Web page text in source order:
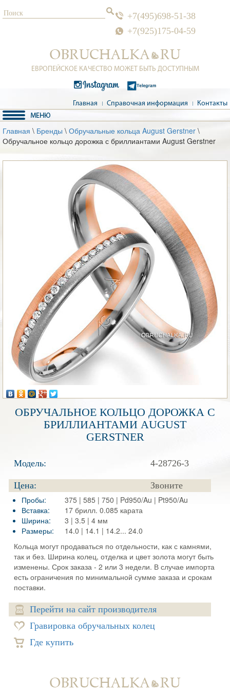
+7(495)698-51-38
+7(925)175-04-59
ЕВРОПЕЙСКОЕ КАЧЕСТВО МОЖЕТ БЫТЬ ДОСТУПНЫМ
Главная Справочная информация Контакты
Главная \ Бренды \ Обручальные кольца August Gerstner \
Обручальное кольцо дорожка с бриллиантами August Gerstner
ОБРУЧАЛЬНОЕ КОЛЬЦО ДОРОЖКА С
БРИЛЛИАНТАМИ AUGUST
GERSTNER
Модель: 4-28726-3
Цена:
Звоните
Пробы:
375 | 585 | 750 | Pd950/Au | Pt950/Au
Вставка:
17 брилл. 0.085 карата
Ширина:
3 | 3.5 | 4 мм
Размеры:
14.0 | 14.1 | 14.2... 24.0
Кольца могут продаваться по отдельности, как с камнями,
так и без. Ширина колец, отделка и цвет золота могут быть
изменены. Срок заказа - 2 или 3 недели. В случае импорта
есть ограничения по минимальной сумме заказа и срокам
поставки.
Перейти на сайт производителя
Гравировка обручальных колец
Где купить